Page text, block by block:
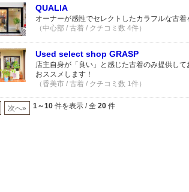
QUALIA
オーナーが感性でセレクトしたカラフルな古着
（中心部 / 古着 / クチコミ数 4件）
Used select shop GRASP
店主自身が「良い」と感じた古着のみ提供し
おススメします！
（香美市 / 古着 / クチコミ数 1件）
次へ» 1～10 件を表示 / 全 20 件